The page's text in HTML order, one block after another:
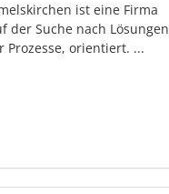
ist eine Firma
der Suche nach Lösungen
orientiert. ...